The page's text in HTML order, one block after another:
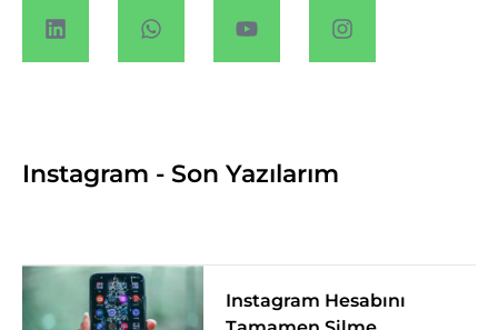
Instagram - Son Yazılarım
Instagram Hesabını